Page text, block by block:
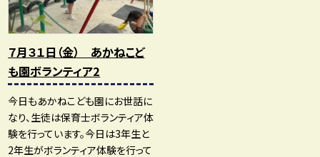
７月３１日（金） あかねこど
も園ボランティア2
今日もあかねこども園にお世話に
なり、生徒は保育士ボランティア体
験を行っています。今日は3年生と
2年生がボランティア体験を行って